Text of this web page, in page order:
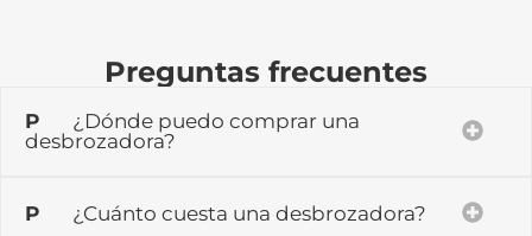
Preguntas frecuentes
P ¿Dónde puedo comprar una
desbrozadora?
P ¿Cuánto cuesta una desbrozadora?